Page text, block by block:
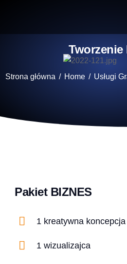
Tworzenie
Jesteś tutaj:
Strona główna Home Usługi
Pakiet BIZNES
1 kreatywna koncepcja
1 wizualizajca